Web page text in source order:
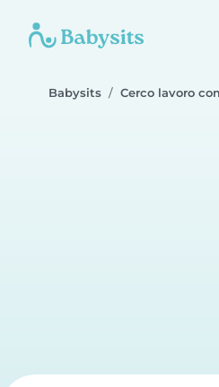
Babysits Cerco lavoro